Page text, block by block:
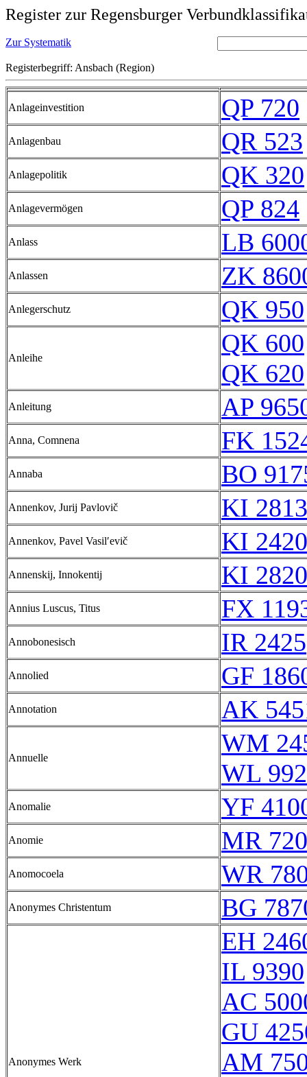
Register zur Regensburger
Zur Systematik
Registerbegriff: Ansbach (Region)
Anlageinvestition QP 720
Anlagenbau QR 523
Anlagepolitik QK 320
Anlagevermögen QP 824
Anlass LB
Anlassen ZK
Anlegerschutz QK 950
Anleihe
QK 600
QK 620
Anleitung AP
Anna, Comnena FK
Annaba BO
Annenkov, Jurij Pavlovič KI
Annenkov, Pavel Vasilʹevič KI
Annenskij, Innokentij KI
Annius Luscus, Titus FX
Annobonesisch IR 2425
Annolied GF
Annotation AK
Annuelle
WM
WL
Anomalie YF
Anomie MR
Anomocoela WR
Anonymes Christentum BG
Anonymes Werk
EH
IL 9390
AC
GU
AM